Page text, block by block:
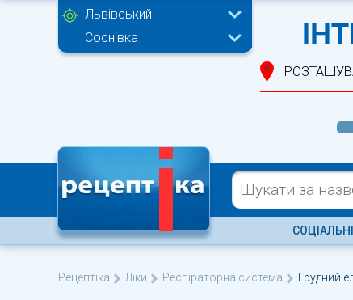
Львівський
Соснівка
Рецептіка Ліки Респіраторна система Грудний